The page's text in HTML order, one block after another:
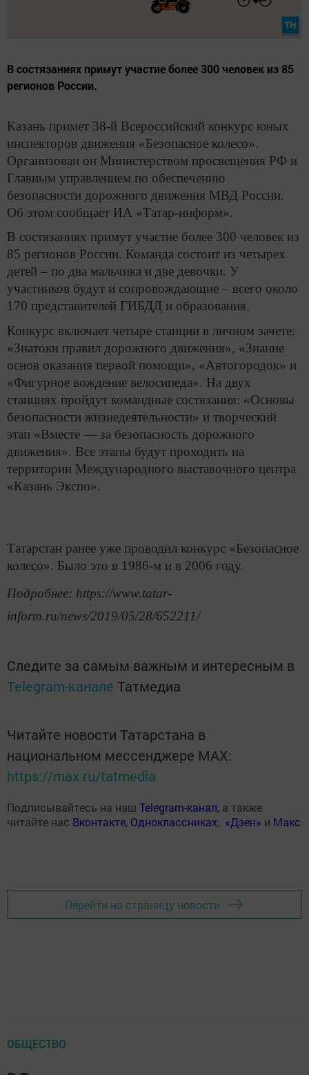
В состязаниях примут участие более 300 человек из 85
регионов России.
Казань примет 38-й Всероссийский конкурс юных
инспекторов движения «Безопасное колесо».
Организован он Министерством просвещения РФ и
Главным управлением по обеспечению
безопасности дорожного движения МВД России.
Об этом сообщает ИА «Татар-информ».
В состязаниях примут участие более 300 человек из
85 регионов России. Команда состоит из четырех
детей – по два мальчика и две девочки. У
участников будут и сопровождающие – всего около
170 представителей ГИБДД и образования.
Конкурс включает четыре станции в личном зачете:
«Знатоки правил дорожного движения», «Знание
основ оказания первой помощи», «Автогородок» и
«Фигурное вождение велосипеда». На двух
станциях пройдут командные состязания: «Основы
безопасности жизнедеятельности» и творческий
этап «Вместе — за безопасность дорожного
движения». Все этапы будут проходить на
территории Международного выставочного центра
«Казань Экспо».
Татарстан ранее уже проводил конкурс «Безопасное
колесо». Было это в 1986-м и в 2006 году.
Подробнее: https://www.tatar-
inform.ru/news/2019/05/28/652211/
Следите за самым важным и интересным в
Telegram-канале Татмедиа
Читайте новости Татарстана в
национальном мессенджере MАХ:
https://max.ru/tatmedia
Подписывайтесь на наш Telegram-канал, а также
читайте нас Вконтакте, Одноклассниках, «Дзен» и Макс
Перейти на страницу новости
ОБЩЕСТВО